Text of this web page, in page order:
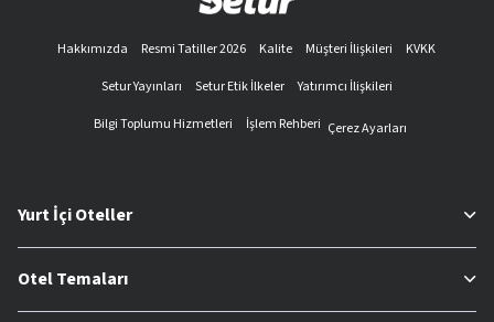
Hakkımızda Resmi Tatiller 2026 Kalite Müşteri İlişkileri
KVKK
Setur Yayınları
Setur Etik İlkeler
Yatırımcı İlişkileri
Bilgi Toplumu Hizmetleri
İşlem Rehberi Çerez Ayarları
Yurt İçi Oteller
Otel Temaları